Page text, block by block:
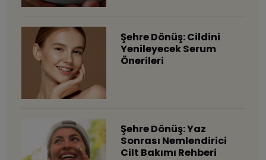
Şehre Dönüş: Cildini
Yenileyecek Serum
Önerileri
Şehre Dönüş: Yaz
Sonrası Nemlendirici
Cilt Bakımı Rehberi